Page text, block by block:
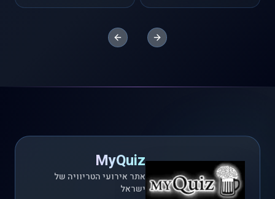
Previous slideNext slide
MyQuiz
אתר אירועי הטריוויה של
ישראל